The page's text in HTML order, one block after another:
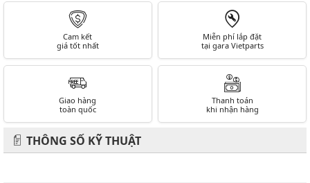
Cam kết
giá tốt nhất
Miễn phí lắp đặt
tại gara Vietparts
Giao hàng
toàn quốc
Thanh toán
khi nhận hàng
THÔNG SỐ KỸ THUẬT